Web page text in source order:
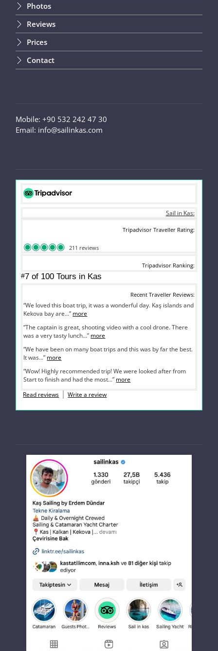
Photos
Reviews
Prices
Contact
Mobile: +90 532 242 47 30
Email: info@sailinkas.com
Sail in Kas
Tripadvisor Traveller Rating
211 reviews
Tripadvisor Ranking
#7 of 100Tours in Kas
Recent Traveller Reviews
“We loved this boat trip, it was a wonderful day. Kaş islands and
Kekova bay are...” more
“The captain is great, shooting video with a cool drone. There
was a very tasty lunch...” more
“We have been on many boat trips and this was by far the best.
It was...” more
“Wow! Highly recommended trip! We were looked after from
Start to finish and had the most...” more
Read reviews
Write a review